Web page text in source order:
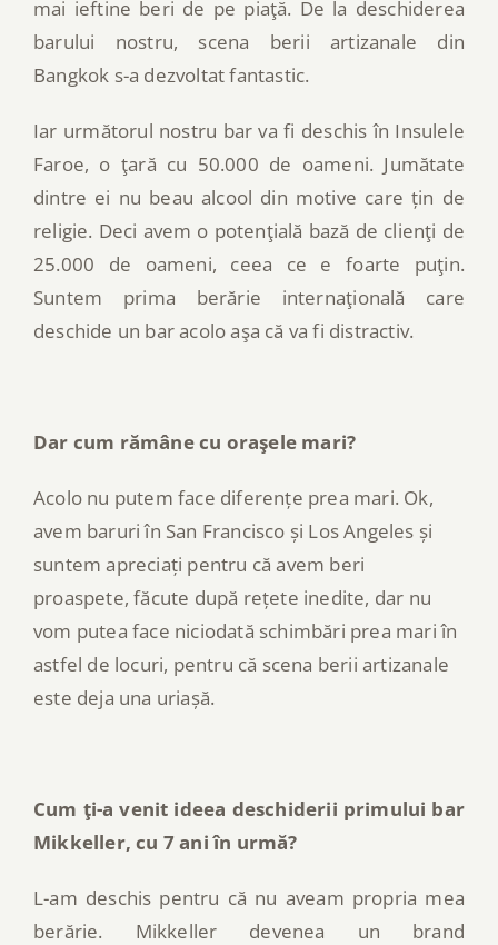
mai ieftine beri de pe piaţă. De la deschiderea
barului nostru, scena berii artizanale din
Bangkok s-a dezvoltat fantastic.
Iar următorul nostru bar va fi deschis în Insulele
Faroe, o ţară cu 50.000 de oameni. Jumătate
dintre ei nu beau alcool din motive care țin de
religie. Deci avem o potenţială bază de clienţi de
25.000 de oameni, ceea ce e foarte puţin.
Suntem prima berărie internaţională care
deschide un bar acolo aşa că va fi distractiv.
Dar cum rămâne cu oraşele mari?
Acolo nu putem face diferențe prea mari. Ok,
avem baruri în San Francisco și Los Angeles și
suntem apreciați pentru că avem beri
proaspete, făcute după rețete inedite, dar nu
vom putea face niciodată schimbări prea mari în
astfel de locuri, pentru că scena berii artizanale
este deja una uriașă.
Cum ţi-a venit ideea deschiderii primului bar
Mikkeller, cu 7 ani în urmă?
L-am deschis pentru că nu aveam propria mea
berărie. Mikkeller devenea un brand